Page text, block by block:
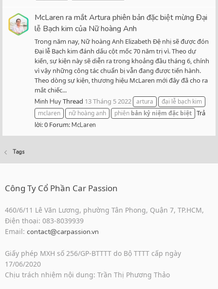
McLaren ra mắt Artura phiên bản đặc biệt mừng Đại
lễ Bạch kim của Nữ hoàng Anh
Trong năm nay, Nữ hoàng Anh Elizabeth Đệ nhị sẽ được đón
Đại lễ Bạch kim đánh dấu cột mốc 70 năm trị vì. Theo dự
kiến, sự kiện này sẽ diễn ra trong khoảng đầu tháng 6, chính
vì vậy những công tác chuẩn bị vẫn đang được tiến hành.
Theo dòng sự kiện, thương hiệu McLaren mới đây đã cho ra
mắt chiếc...
Minh HuyThread 13 Tháng 5 2022 artura
đại lễ bạch kim
mclaren
nữ hoàng anh phiên bản kỷ niệm đặc biệt Trả
lời: 0 Forum:McLaren
Tags
Công Ty Cổ Phần Car Passion
460/6/11 Lê Văn Lương, phường Tân Phong, Quận 7, TP.HCM,
Điện thoại: 083-8039939
Email: contact@carpassion.vn
Giấy phép MXH số 256/GP-BTTTT do Bộ TTTT cấp ngày
17/06/2020
Chịu trách nhiệm nội dung: Trần Thị Phương Thảo